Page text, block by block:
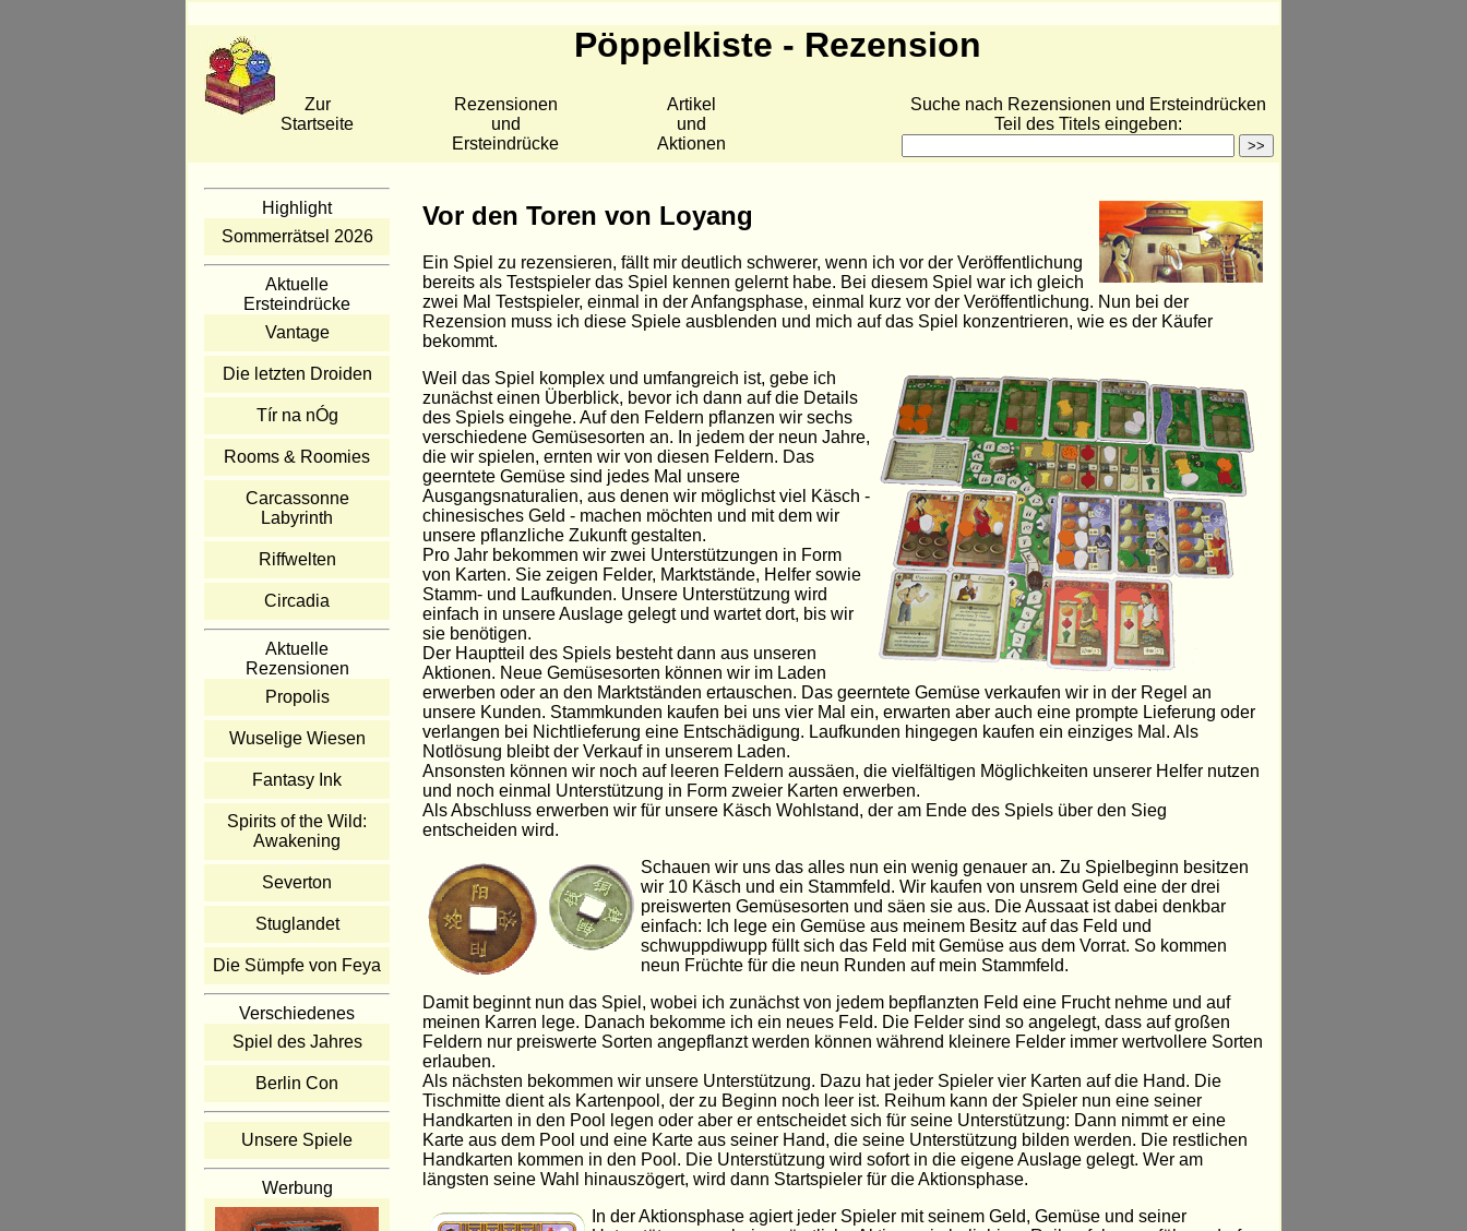
Pöppelkiste - Rezension
Zur
Startseite
Rezensionen
und
Ersteindrücke
Artikel
und
Aktionen
Suche nach Rezensionen und Ersteindrücken
Teil des Titels eingeben:
Highlight
Sommerrätsel 2026
Aktuelle
Ersteindrücke
Vantage
Die letzten Droiden
Tír na nÓg
Rooms & Roomies
Carcassonne
Labyrinth
Riffwelten
Circadia
Aktuelle
Rezensionen
Propolis
Wuselige Wiesen
Fantasy Ink
Spirits of the Wild:
Awakening
Severton
Stuglandet
Die Sümpfe von Feya
Verschiedenes
Spiel des Jahres
Berlin Con
Unsere Spiele
Werbung
Vor den Toren von Loyang
Ein Spiel zu rezensieren, fällt mir deutlich schwerer, wenn ich vor der Veröffentlichung
bereits als Testspieler das Spiel kennen gelernt habe. Bei diesem Spiel war ich gleich
zwei Mal Testspieler, einmal in der Anfangsphase, einmal kurz vor der Veröffentlichung. Nun bei der
Rezension muss ich diese Spiele ausblenden und mich auf das Spiel konzentrieren, wie es der Käufer
bekommt.
Weil das Spiel komplex und umfangreich ist, gebe ich
zunächst einen Überblick, bevor ich dann auf die Details
des Spiels eingehe. Auf den Feldern pflanzen wir sechs
verschiedene Gemüsesorten an. In jedem der neun Jahre,
die wir spielen, ernten wir von diesen Feldern. Das
geerntete Gemüse sind jedes Mal unsere
Ausgangsnaturalien, aus denen wir möglichst viel Käsch -
chinesisches Geld - machen möchten und mit dem wir
unsere pflanzliche Zukunft gestalten.
Pro Jahr bekommen wir zwei Unterstützungen in Form
von Karten. Sie zeigen Felder, Marktstände, Helfer sowie
Stamm- und Laufkunden. Unsere Unterstützung wird
einfach in unsere Auslage gelegt und wartet dort, bis wir
sie benötigen.
Der Hauptteil des Spiels besteht dann aus unseren
Aktionen. Neue Gemüsesorten können wir im Laden
erwerben oder an den Marktständen ertauschen. Das geerntete Gemüse verkaufen wir in der Regel an
unsere Kunden. Stammkunden kaufen bei uns vier Mal ein, erwarten aber auch eine prompte Lieferung oder
verlangen bei Nichtlieferung eine Entschädigung. Laufkunden hingegen kaufen ein einziges Mal. Als
Notlösung bleibt der Verkauf in unserem Laden.
Ansonsten können wir noch auf leeren Feldern aussäen, die vielfältigen Möglichkeiten unserer Helfer nutzen
und noch einmal Unterstützung in Form zweier Karten erwerben.
Als Abschluss erwerben wir für unsere Käsch Wohlstand, der am Ende des Spiels über den Sieg
entscheiden wird.
Schauen wir uns das alles nun ein wenig genauer an. Zu Spielbeginn besitzen
wir 10 Käsch und ein Stammfeld. Wir kaufen von unsrem Geld eine der drei
preiswerten Gemüsesorten und säen sie aus. Die Aussaat ist dabei denkbar
einfach: Ich lege ein Gemüse aus meinem Besitz auf das Feld und
schwuppdiwupp füllt sich das Feld mit Gemüse aus dem Vorrat. So kommen
neun Früchte für die neun Runden auf mein Stammfeld.
Damit beginnt nun das Spiel, wobei ich zunächst von jedem bepflanzten Feld eine Frucht nehme und auf
meinen Karren lege. Danach bekomme ich ein neues Feld. Die Felder sind so angelegt, dass auf großen
Feldern nur preiswerte Sorten angepflanzt werden können während kleinere Felder immer wertvollere Sorten
erlauben.
Als nächsten bekommen wir unsere Unterstützung. Dazu hat jeder Spieler vier Karten auf die Hand. Die
Tischmitte dient als Kartenpool, der zu Beginn noch leer ist. Reihum kann der Spieler nun eine seiner
Handkarten in den Pool legen oder aber er entscheidet sich für seine Unterstützung: Dann nimmt er eine
Karte aus dem Pool und eine Karte aus seiner Hand, die seine Unterstützung bilden werden. Die restlichen
Handkarten kommen in den Pool. Die Unterstützung wird sofort in die eigene Auslage gelegt. Wer am
längsten seine Wahl hinauszögert, wird dann Startspieler für die Aktionsphase.
In der Aktionsphase agiert jeder Spieler mit seinem Geld, Gemüse und seiner